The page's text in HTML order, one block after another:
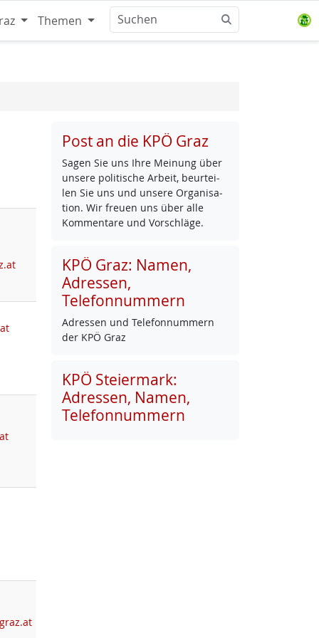
Themen
Post an die KPÖ Graz
Sa­gen Sie uns Ih­re Mei­nung über
un­se­re po­li­ti­sche Ar­beit, be­ur­tei­
len Sie uns und un­se­re Or­ga­ni­sa­
ti­on. Wir freu­en uns über al­le
Kom­men­ta­re und Vor­schlä­ge.
KPÖ Graz: Namen,
Adressen,
Telefonnummern
Adres­sen und Te­le­fon­num­mern
der KPÖ Graz
KPÖ Steiermark:
Adressen, Namen,
Telefonnummern